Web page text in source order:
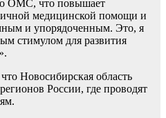
ОМС, что повышает
медицинской помощи и
и упорядоченным. Это, я
стимулом для развития
Новосибирская область
России, где проводят